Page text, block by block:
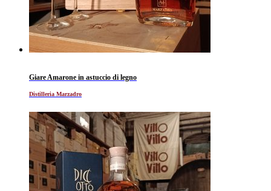
Giare Amarone in astuccio di legno
Distilleria Marzadro